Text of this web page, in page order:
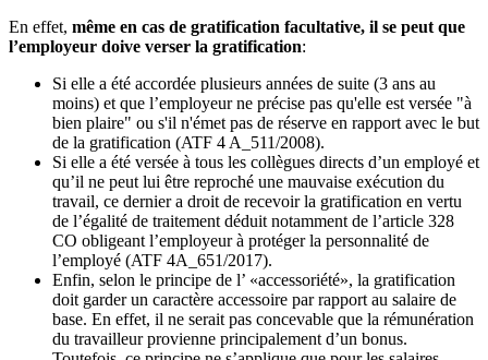
En effet, même en cas de gratification facultative, il se peut que
l’employeur doive verser la gratification:
Si elle a été accordée plusieurs années de suite (3 ans au
moins) et que l’employeur ne précise pas qu'elle est versée "à
bien plaire" ou s'il n'émet pas de réserve en rapport avec le but
de la gratification (ATF 4 A_511/2008).
Si elle a été versée à tous les collègues directs d’un employé et
qu’il ne peut lui être reproché une mauvaise exécution du
travail, ce dernier a droit de recevoir la gratification en vertu
de l’égalité de traitement déduit notamment de l’article 328
CO obligeant l’employeur à protéger la personnalité de
l’employé (ATF 4A_651/2017).
Enfin, selon le principe de l’ «accessoriété», la gratification
doit garder un caractère accessoire par rapport au salaire de
base. En effet, il ne serait pas concevable que la rémunération
du travailleur provienne principalement d’un bonus.